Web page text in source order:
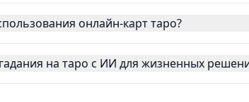
онлайн-карт таро?
на таро с ИИ для жизненных